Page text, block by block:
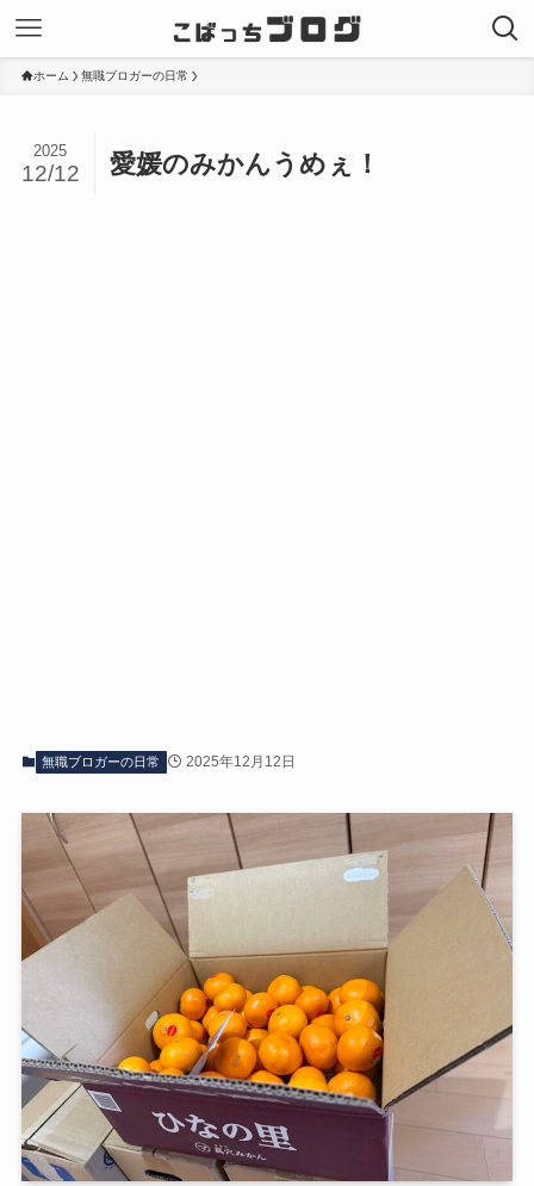
ホーム 無職ブロガーの日常
愛媛のみかんうめぇ！
2025
12/12
無職ブロガーの日常 2025年12月12日